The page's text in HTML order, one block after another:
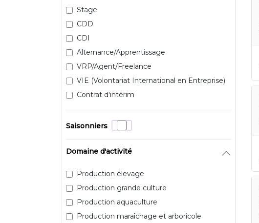
Stage
CDD
CDI
Alternance/Apprentissage
VRP/Agent/Freelance
VIE (Volontariat International en Entreprise)
Contrat d'intérim
Saisonniers
Domaine d'activité
Production élevage
Production grande culture
Production aquaculture
Production maraîchage et arboricole